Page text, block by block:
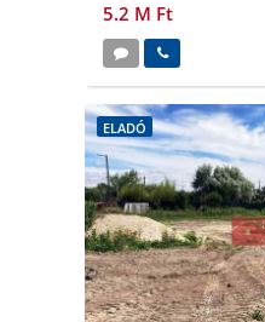
5.2 M Ft
ELADÓ